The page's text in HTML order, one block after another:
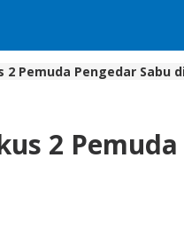
2 Pemuda Pengedar Sabu
2